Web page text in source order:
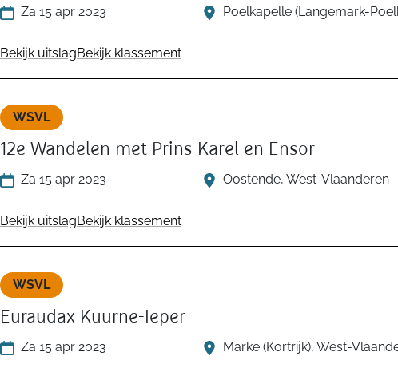
Za 15 apr 2023 Poelkapelle (Langemark-
Bekijk uitslagBekijk klassement
WSVL
12e Wandelen met Prins Karel en Ensor
Za 15 apr 2023 Oostende, West-Vlaanderen
Bekijk uitslagBekijk klassement
WSVL
Euraudax Kuurne-Ieper
Za 15 apr 2023 Marke (Kortrijk), West-